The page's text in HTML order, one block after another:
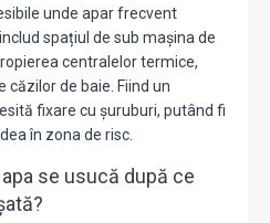
unde apar frecvent
spațiul de sub mașina de
centralelor termice,
căzilor de baie. Fiind un
fixare cu șuruburi, putând fi
în zona de risc.
se usucă după ce